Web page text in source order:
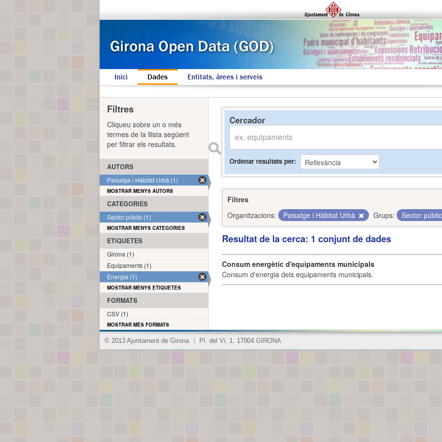
Inici Dades Entitats, àrees i serveis
Cercador
Ordenar resultats per
Filtres
Organitzacions:
Paisatge i Hàbitat Urbà Grups: Sector
Resultat de la cerca: 1 conjunt de dades
Consum energètic d'equipaments municipals
Consum d'energia dels equipaments municipals.
Filtres
Cliqueu sobre un o més
termes de la llista següent
per filtrar els resultats.
AUTORS
Paisatge i Hàbitat Urbà (1)
MOSTRAR MENYS AUTORS
CATEGORIES
Sector públic (1)
MOSTRAR MENYS CATEGORIES
ETIQUETES
Girona (1)
Equipaments (1)
Energia (1)
MOSTRAR MENYS ETIQUETES
FORMATS
CSV (1)
MOSTRAR MÉS FORMATS
© 2013 Ajuntament de Girona Pl. del Vi, 1. 17004 GIRONA